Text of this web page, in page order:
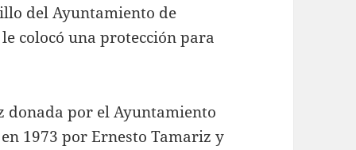
del Ayuntamiento de
colocó una protección para
donada por el Ayuntamiento
1973 por Ernesto Tamariz y